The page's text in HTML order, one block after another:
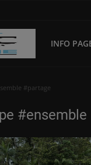
INFO
#partage